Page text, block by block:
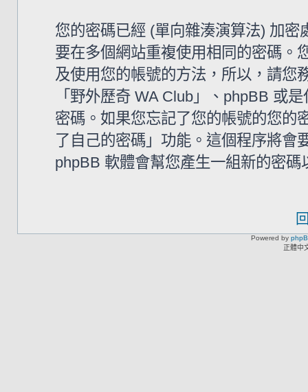
您的密碼已經 (單向雜湊演算法) 加
要在多個網站重複使用相同的密碼。
及使用您的帳號的方法，所以，請您
「野外歷奇 WA Club」、phpBB 或
密碼。如果您忘記了您的帳號的您的
了自己的密碼」功能。這個程序將會
phpBB 軟體會幫您產生一組新的密
Powered by
正體中